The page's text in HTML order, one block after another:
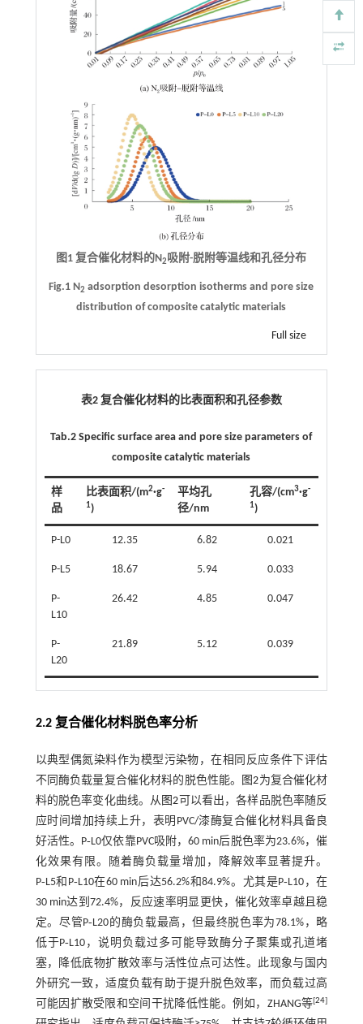
图1 复合催化材料的N2吸附-脱附等温线和孔径分布
Fig.1 N2 adsorption desorption isotherms and pore size
distribution of composite catalytic materials
Full size
表2 复合催化材料的比表面积和孔径参数
Tab.2 Specific surface area and pore size parameters of
composite catalytic materials
样
品
比表面积/(m2·g-
1)
平均孔
径/nm
孔容/(cm3·g-
1)
P-L0 12.35 6.82 0.021
P-L5 18.67 5.94 0.033
P-
L10
26.42 4.85 0.047
P-
L20
21.89 5.12 0.039
2.2 复合催化材料脱色率分析
以典型偶氮染料作为模型污染物，在相同反应条件下评估
不同酶负载量复合催化材料的脱色性能。
图2为复合催化材
料的脱色率变化曲线。从图2 可以看出，各样品脱色率随反
应时间增加持续上升，表明PVC/漆酶复合催化材料具备良
好活性。P‑L0仅依靠PVC吸附，60 min后脱色率为23.6%，催
化效果有限。随着酶负载量增加，降解效率显著提升。
P‑L5和P‑L10在60 min后达56.2%和84.9%。尤其是P‑L10，在
30 min达到72.4%，反应速率明显更快，催化效率卓越且稳
定。尽管P‑L20的酶负载最高，但最终脱色率为78.1%，略
低于P‑L10，说明负载过多可能导致酶分子聚集或孔道堵
塞，降低底物扩散效率与活性位点可达性。此现象与国内
外研究一致，适度负载有助于提升脱色效率，而负载过高
可能因扩散受限和空间干扰降低性能。例如，ZHANG等[24]